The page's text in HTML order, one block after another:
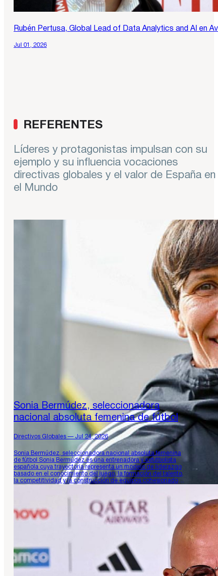
Rubén Pertusa, Global Lead of Data Analytics and AI en
Jul 01, 2026
REFERENTES
Líderes y protagonistas impulsan con su
ejemplo y su influencia vocaciones
directivas globales y el valor de España en
el Mundo
Sonia Bermúdez, seleccionadora
nacional absoluta femenina de fútbol
Directivos Globales — Jul 24, 2026
Sonia Bermúdez, seleccionadora nacional absoluta femenina
de fútbol Sonia Bermúdez es una entrenadora y exfutbolista
española cuya trayectoria representa un modelo de liderazgo
basado en el conocimiento del juego, la formación del talento,
la competitividad y la construcción de equipos cohesionados.